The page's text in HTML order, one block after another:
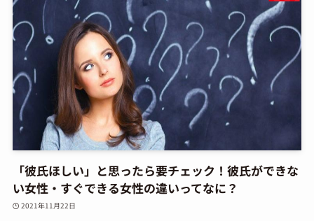
「彼氏ほしい」と思ったら要チェック！彼氏ができな
い女性・すぐできる女性の違いってなに？
2021年11月22日